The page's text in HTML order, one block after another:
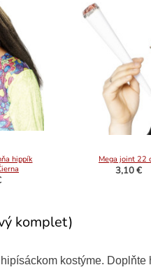
hippík
Mega joint 22
3,10 €
komplet)
kostýme.